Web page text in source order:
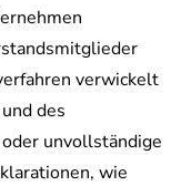
verwickelt
des
unvollständige
wie